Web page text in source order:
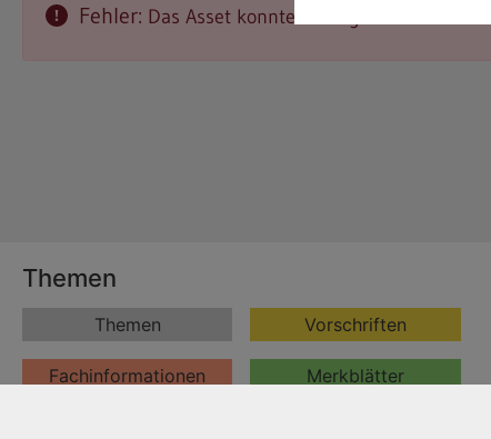
Fehler: Das Asset konnte nicht gefunden werden.
Themen
Themen Vorschriften
Fachinformationen Merkblätter